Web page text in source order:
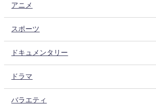
アニメ
スポーツ
ドキュメンタリー
ドラマ
バラエティ